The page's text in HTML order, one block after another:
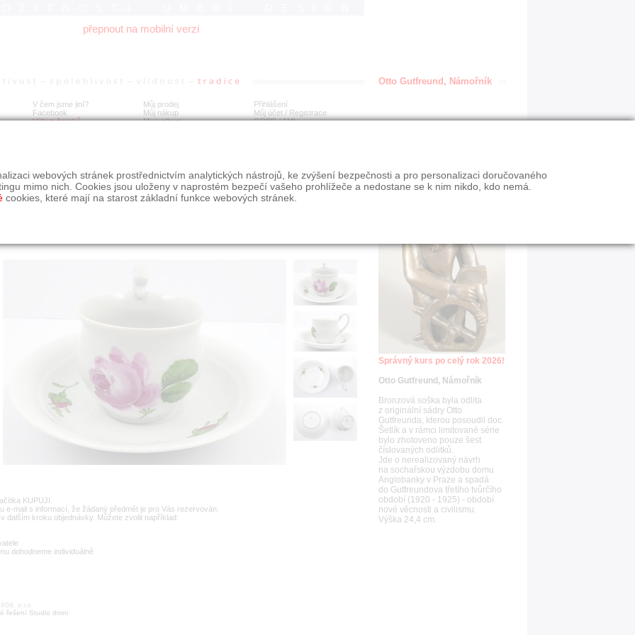
přepnout na mobilní verzi
V čem jsme jiní?
Facebook
Výkup šperků
Můj prodej
Můj nákup
Moje album
Přihlášení
Můj účet / Registrace
GDPR/AML
- Empírový ručně malovaný šálek
KUPUJI.
mail s informací, že žádaný předmět je pro Vás rezervován.
dalším kroku objednávky. Můžete zvolit například:
dohodneme individuálně
s.r.o.
řešení Studio dmm
Otto Gutfreund, Námořník
Správný kurs po celý rok 2026!
Otto Gutfreund, Námořník
Bronzová soška byla odlita
z originální sádry Otto
Gutfreunda, kterou posoudil doc.
Šetlík a v rámci limitované série
bylo zhotoveno pouze šest
číslovaných odlitků.
Jde o nerealizovaný návrh
na sochařskou výzdobu domu
Anglobanky v Praze a spadá
do Gutfreundova třetího tvůrčího
období (1920 - 1925) - období
nové věcnosti a civilismu.
Výška 24,4 cm.
webových stránek prostřednictvím analytických nástrojů, ke zvýšení bezpečnosti a pro personalizaci doručovaného
mimo nich. Cookies jsou uloženy v naprostém bezpečí vašeho prohlížeče a nedostane se k nim nikdo, kdo nemá.
cookies, které mají na starost základní funkce webových stránek.